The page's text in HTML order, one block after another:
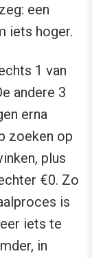
een
iets hoger.
1 van
andere 3
erna
zoeken op
plus
€0. Zo
is
iets te
in